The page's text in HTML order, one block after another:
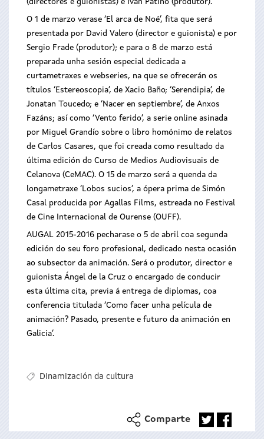
(directores e guionistas) e Iván Patiño (produtor).
O 1 de marzo verase ‘El arca de Noé’, fita que será
presentada por David Valero (director e guionista) e por
Sergio Frade (produtor); e para o 8 de marzo está
preparada unha sesión especial dedicada a
curtametraxes e webseries, na que se ofrecerán os
títulos ‘Estereoscopia’, de Xacio Baño; ‘Serendipia’, de
Jonatan Toucedo; e ‘Nacer en septiembre’, de Anxos
Fazáns; así como ‘Vento ferido’, a serie online asinada
por Miguel Grandío sobre o libro homónimo de relatos
de Carlos Casares, que foi creada como resultado da
última edición do Curso de Medios Audiovisuais de
Celanova (CeMAC). O 15 de marzo será a quenda da
longametraxe ‘Lobos sucios’, a ópera prima de Simón
Casal producida por Agallas Films, estreada no Festival
de Cine Internacional de Ourense (OUFF).
AUGAL 2015-2016 pecharase o 5 de abril coa segunda
edición do seu foro profesional, dedicado nesta ocasión
ao subsector da animación. Será o produtor, director e
guionista Ángel de la Cruz o encargado de conducir
esta última cita, previa á entrega de diplomas, coa
conferencia titulada ‘Como facer unha película de
animación? Pasado, presente e futuro da animación en
Galicia’.
Dinamización da cultura
Comparte